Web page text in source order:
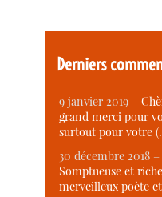
Derniers
9 janvier 2019 –
grand merci pour
surtout pour votre
30 décembre 2018
Somptueuse et
merveilleux poète